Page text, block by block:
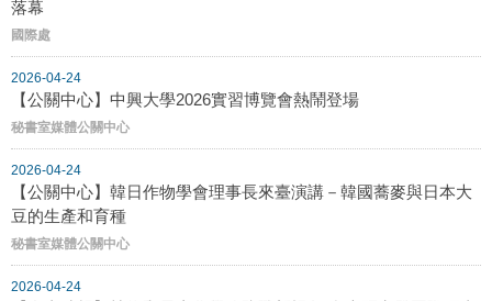
落幕
國際處
2026-04-24
【公關中心】中興大學2026實習博覽會熱鬧登場
秘書室媒體公關中心
2026-04-24
【公關中心】韓日作物學會理事長來臺演講－韓國蕎麥與日本大
豆的生產和育種
秘書室媒體公關中心
2026-04-24